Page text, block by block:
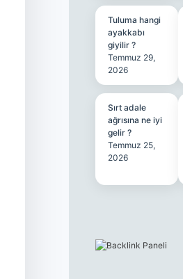
Tuluma hangi
ayakkabı
giyilir ?
Temmuz 29,
2026
Sırt adale
ağrısına ne iyi
gelir ?
Temmuz 25,
2026